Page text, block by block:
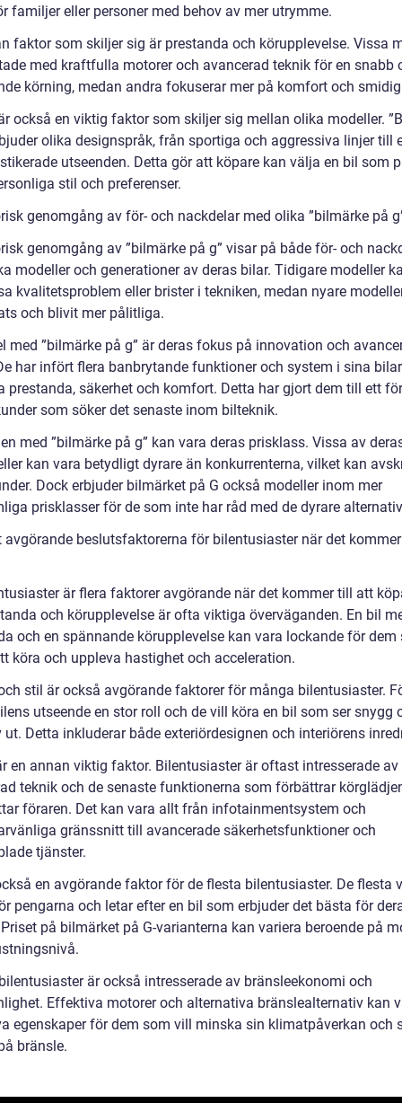
familjer eller personer med behov av mer utrymme.
faktor som skiljer sig är prestanda och körupplevelse. Vissa
med kraftfulla motorer och avancerad teknik för en snabb
körning, medan andra fokuserar mer på komfort och
också en viktig faktor som skiljer sig mellan olika modeller.
olika designspråk, från sportiga och aggressiva linjer till
utseenden. Detta gör att köpare kan välja en bil som
stil och preferenser.
genomgång av för- och nackdelar med olika ”bilmärke på
genomgång av ”bilmärke på g” visar på både för- och
modeller och generationer av deras bilar. Tidigare modeller
kvalitetsproblem eller brister i tekniken, medan nyare
och blivit mer pålitliga.
med ”bilmärke på g” är deras fokus på innovation och
har infört flera banbrytande funktioner och system i sina
prestanda, säkerhet och komfort. Detta har gjort dem till ett
som söker det senaste inom bilteknik.
med ”bilmärke på g” kan vara deras prisklass. Vissa av
kan vara betydligt dyrare än konkurrenterna, vilket kan
Dock erbjuder bilmärket på G också modeller inom mer
prisklasser för de som inte har råd med de dyrare
avgörande beslutsfaktorerna för bilentusiaster när det
är flera faktorer avgörande när det kommer till att
och körupplevelse är ofta viktiga överväganden. En bil
och en spännande körupplevelse kan vara lockande för dem
köra och uppleva hastighet och acceleration.
stil är också avgörande faktorer för många bilentusiaster.
utseende en stor roll och de vill köra en bil som ser snygg
Detta inkluderar både exteriördesignen och interiörens
en annan viktig faktor. Bilentusiaster är oftast intresserade av
teknik och de senaste funktionerna som förbättrar
föraren. Det kan vara allt från infotainmentsystem och
gränssnitt till avancerade säkerhetsfunktioner och
tjänster.
en avgörande faktor för de flesta bilentusiaster. De flesta
pengarna och letar efter en bil som erbjuder det bästa för
på bilmärket på G-varianterna kan variera beroende på
är också intresserade av bränsleekonomi och
Effektiva motorer och alternativa bränslealternativ kan
egenskaper för dem som vill minska sin klimatpåverkan och
bränsle.